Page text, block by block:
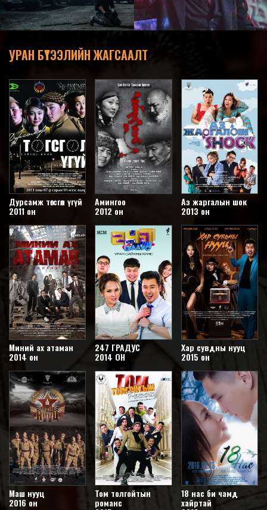
УРАН БҮТЭЭЛИЙН ЖАГСААЛТ
Дурсамж төгсгөл үгүй
2011 он
Амингоо
2012 он
Аз жаргалын шок
2013 он
Миний ах атаман
2014 он
247 ГРАДУС
2014 ОН
Хар сувдны нууц
2015 он
Маш нууц
2016 он
Том толгойтын
романс
18 нас би чамд
хайртай